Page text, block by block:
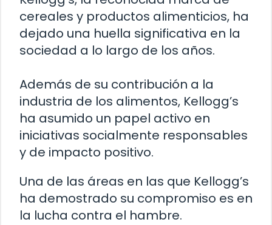
cereales y productos alimenticios, ha
dejado una huella significativa en la
sociedad a lo largo de los años.
Además de su contribución a la
industria de los alimentos, Kellogg’s
ha asumido un papel activo en
iniciativas socialmente responsables
y de impacto positivo.
Una de las áreas en las que Kellogg’s
ha demostrado su compromiso es en
la lucha contra el hambre.